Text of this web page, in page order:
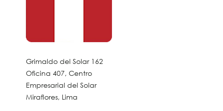
Grimaldo del Solar 162
Oficina 407, Centro
Empresarial del Solar
Miraflores, Lima